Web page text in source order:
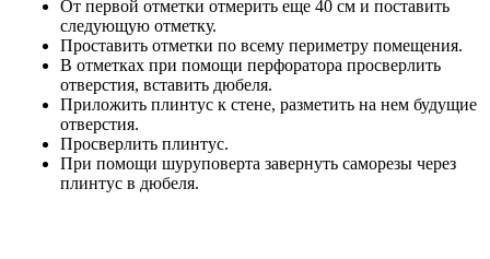
От первой отметки отмерить еще 40 см и поставить
следующую отметку.
Проставить отметки по всему периметру помещения.
В отметках при помощи перфоратора просверлить
отверстия, вставить дюбеля.
Приложить плинтус к стене, разметить на нем будущие
отверстия.
Просверлить плинтус.
При помощи шуруповерта завернуть саморезы через
плинтус в дюбеля.